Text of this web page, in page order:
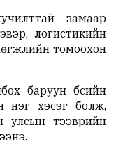
замаар
логистикийн
томоохон
баруун бүсийн
нэг хэсэг болж,
улсын тээврийн